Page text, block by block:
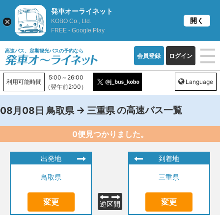
高速バス、定期観光バスの予約なら
会員登録 ログイン
利用可能時間
5:00～26:00
（翌午前2:00）
Language
08月08日 鳥取県 → 三重県の高速バス一覧
0便見つかりました。
出発地
鳥取県
変更 逆区間
到着地
三重県
変更
発車オーライネット
KOBO Co., Ltd.
FREE - Google Play
開く